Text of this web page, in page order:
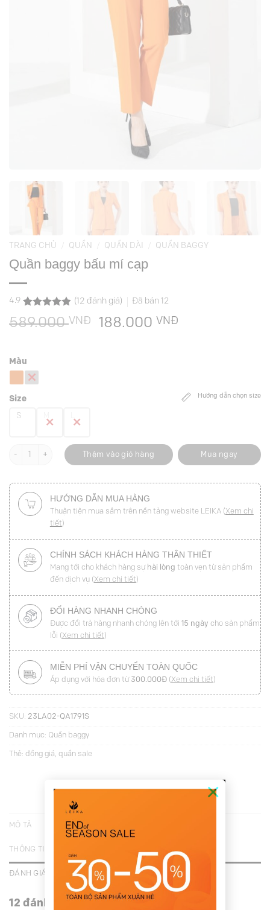
×
TRANG CHỦ QUẦN QUẦN DÀI QUẦN BAGGY
Quần baggy bấu mí cạp
4.9
4.9
trên 5
dựa trên
12
(12 đánh giá) Đã bán 12
589.000VNĐ
Giá
188.000 VNĐ
Hướng dẫn chọn size
Màu
Size
S
Quần baggy bấu mí cạp số lượng
Thêm vào giỏ hàng Mua ngay
HƯỚNG DẪN MUA HÀNG
Thuận tiện mua sắm trên nền tảng website LEIKA (Xem chi
tiết)
CHÍNH SÁCH KHÁCH HÀNG THÂN THIẾT
Mang tới cho khách hàng sự hài lòng toàn vẹn từ sản phẩm
đến dịch vụ (Xem chi tiết)
ĐỔI HÀNG NHANH CHÓNG
Được đổi trả hàng nhanh chóng lên tới 15 ngày cho sản phẩm
lỗi (Xem chi tiết)
MIỄN PHÍ VẬN CHUYỂN TOÀN QUỐC
Áp dụng với hóa đơn từ 300.000Đ(Xem chi tiết)
SKU: 23LA02-QA1791S
Danh mục: Quần baggy
Thẻ: đồng giá, quần sale
MÔ TẢ
THÔNG TIN BỔ SUNG
ĐÁNH GIÁ (12)
12 đánh giá cho Quần baggy bấu mí cạp